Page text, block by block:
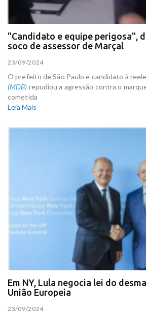
"Candidato e equipe perigosa",
soco de assessor de Marçal
23/09/2024
O prefeito de São Paulo e candidato à
(MDB) repudiou a agressão contra o
cometida
Leia Mais
Em NY, Lula negocia lei do
União Europeia
23/09/2024